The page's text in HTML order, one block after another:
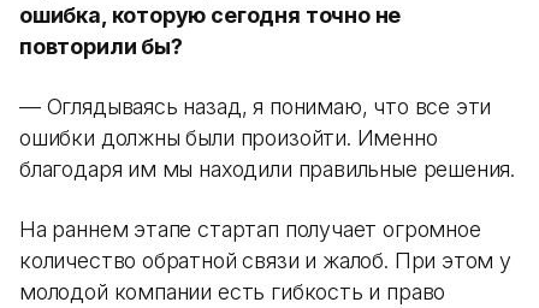
ошибка, которую сегодня точно не
повторили бы?
— Оглядываясь назад, я понимаю, что все эти
ошибки должны были произойти. Именно
благодаря им мы находили правильные решения.
На раннем этапе стартап получает огромное
количество обратной связи и жалоб. При этом у
молодой компании есть гибкость и право